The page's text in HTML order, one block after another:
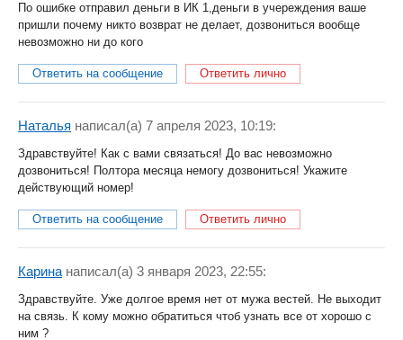
По ошибке отправил деньги в ИК 1,деньги в учереждения ваше
пришли почему никто возврат не делает, дозвониться вообще
невозможно ни до кого
Ответить на сообщение Ответить лично
Наталья написал(a) 7 апреля 2023, 10:19:
Здравствуйте! Как с вами связаться! До вас невозможно
дозвониться! Полтора месяца немогу дозвониться! Укажите
действующий номер!
Ответить на сообщение Ответить лично
Карина написал(a) 3 января 2023, 22:55:
Здравствуйте. Уже долгое время нет от мужа вестей. Не выходит
на связь. К кому можно обратиться чтоб узнать все от хорошо с
ним ?